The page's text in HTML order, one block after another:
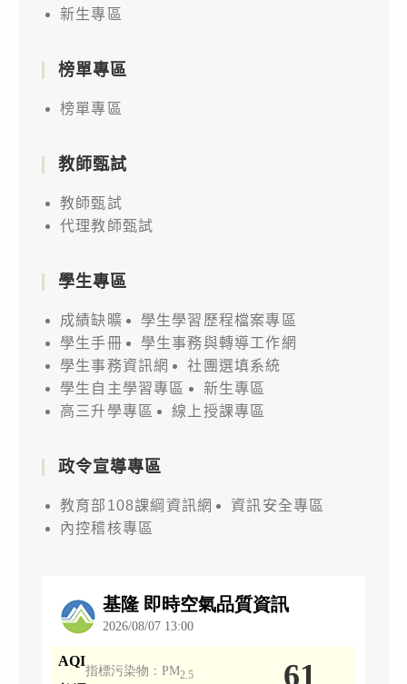
新生專區
榜單專區
榜單專區
教師甄試
教師甄試
代理教師甄試
學生專區
成績缺曠
學生學習歷程檔案專區
學生手冊
學生事務與轉導工作網
學生事務資訊網
社團選填系統
學生自主學習專區
新生專區
高三升學專區
線上授課專區
政令宣導專區
教育部108課綱資訊網
資訊安全專區
內控稽核專區